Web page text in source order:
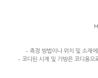
- 측정 방법이나 위치 및 소재
- 코디된 시계 및 가방은 코디용으